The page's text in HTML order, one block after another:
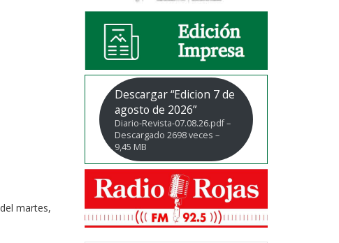
martes,
Descargar “Edicion 7 de
agosto de 2026”
Diario-Revista-07.08.26.pdf –
Descargado 2698 veces –
9,45 MB